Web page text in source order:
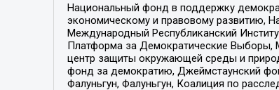
Национальный фонд в поддержку
экономическому и правовому развитию,
Международный Республиканский
Платформа за Демократические Выборы,
центр защиты окружающей среды и
фонд за демократию, Джеймстаунский
Фалуньгун, Фалуньгун, Коалиция по